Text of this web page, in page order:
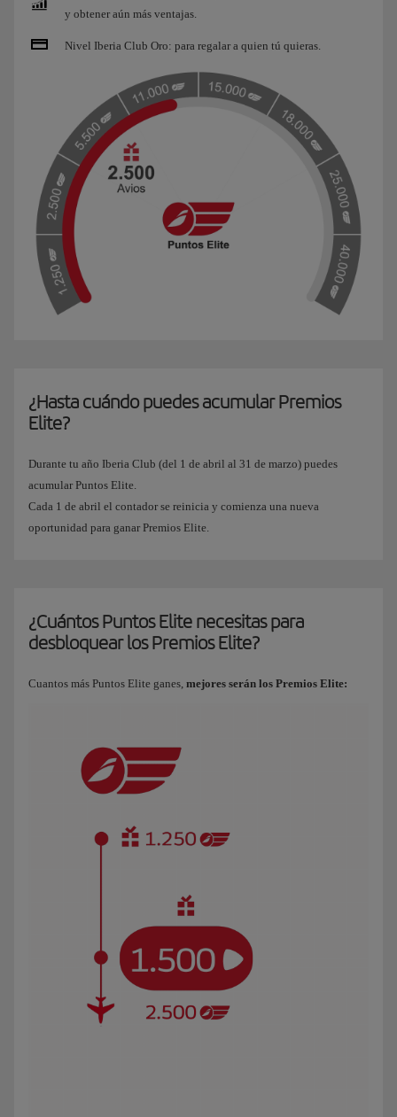
y obtener aún más ventajas.
Nivel Iberia Club Oro: para regalar a quien tú quieras.
¿Hasta cuándo puedes acumular Premios
Elite?
Durante tu año Iberia Club (del 1 de abril al 31 de marzo) puedes
acumular Puntos Elite.
Cada 1 de abril el contador se reinicia y comienza una nueva
oportunidad para ganar Premios Elite.
¿Cuántos Puntos Elite necesitas para
desbloquear los Premios Elite?
Cuantos más Puntos Elite ganes, mejores serán los Premios Elite: